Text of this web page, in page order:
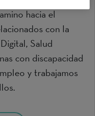
hacia el
con la
Salud
con discapacidad
y trabajamos